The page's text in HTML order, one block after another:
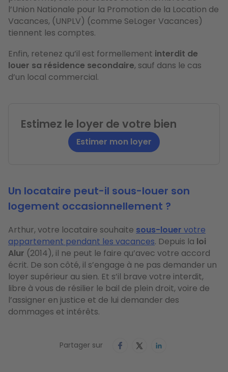
l’Union Nationale pour la Promotion de la Location de
Vacances, (UNPLV) (comme SeLoger Vacances)
tiennent les comptes.
Enfin, retenez qu’il est formellement interdit de
louer sa résidence secondaire, sauf dans le cas
d’un local commercial.
Estimez le loyer de votre bien
Estimer mon loyer
Un locataire peut-il sous-louer son
logement occasionnellement ?
Arthur, votre locataire souhaite sous-louer votre
appartement pendant les vacances. Depuis la loi
Alur (2014), il ne peut le faire qu’avec votre accord
écrit. De son côté, il s’engage à ne pas demander un
loyer supérieur au sien. Et s’il brave votre interdit,
libre à vous de résilier le bail de plein droit, voire de
l’assigner en justice et de lui demander des
dommages et intérêts.
Partager sur